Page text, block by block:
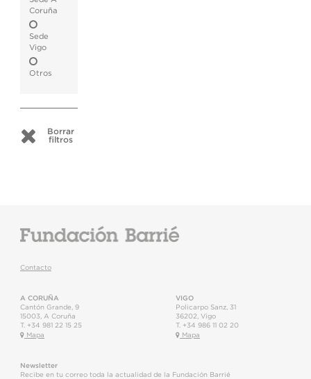
Coruña
Sede
Vigo
Otros
Borrar
filtros
Contacto
A CORUÑA
Cantón Grande, 9
15003
A Coruña
T. +34 981 22 15 25
Mapa
VIGO
Policarpo Sanz, 31
36202 Vigo
T. +34 986 11 02 20
Mapa
Newsletter
Recibe en tu correo toda la actualidad de la Fundación Barrié